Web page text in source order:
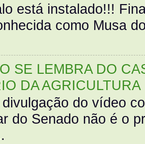
está instalado!!!
como Musa
SE LEMBRA DO
DA AGRICULTURA
do vídeo
do Senado não é o